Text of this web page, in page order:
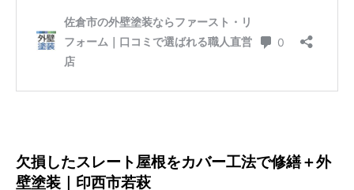
欠損したスレート屋根をカバー工法で修繕＋外
壁塗装｜印西市若萩